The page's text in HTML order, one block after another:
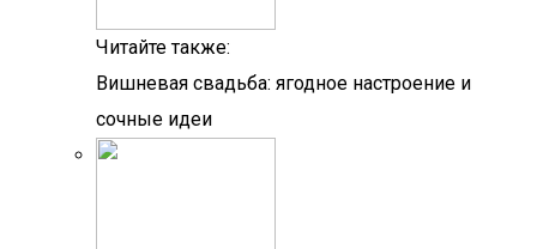
Читайте также:
Вишневая свадьба: ягодное настроение и
сочные идеи